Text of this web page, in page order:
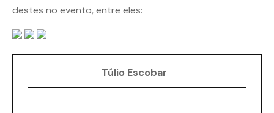
destes no evento, entre eles:
Túlio Escobar